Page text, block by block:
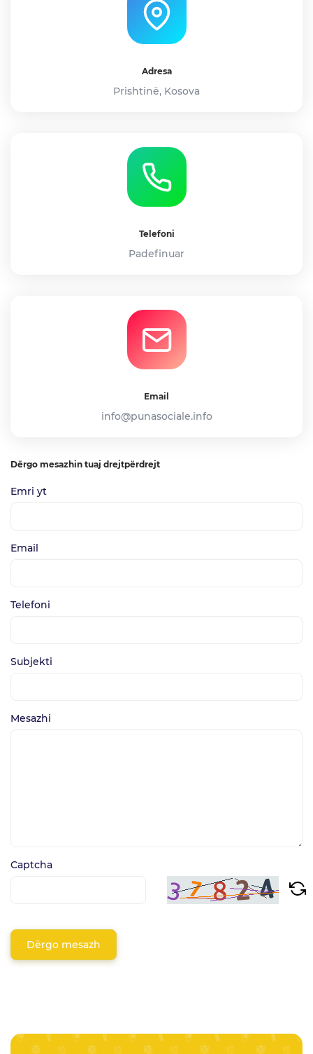
Adresa
Prishtinë, Kosova
Telefoni
Padefinuar
Email
info@punasociale.info
Dërgo mesazhin tuaj drejtpërdrejt
Emri yt
Email
Telefoni
Subjekti
Mesazhi
Captcha
Dërgo mesazh